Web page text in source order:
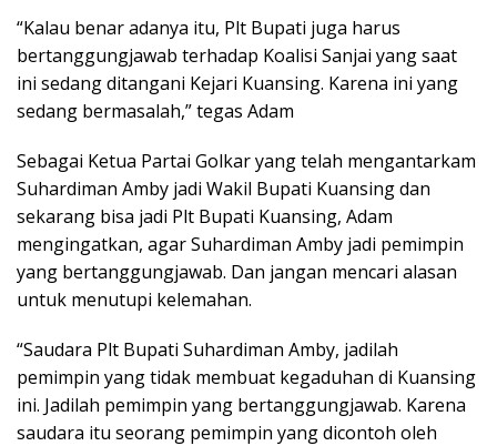
“Kalau benar adanya itu, Plt Bupati juga harus
bertanggungjawab terhadap Koalisi Sanjai yang saat
ini sedang ditangani Kejari Kuansing. Karena ini yang
sedang bermasalah,” tegas Adam
Sebagai Ketua Partai Golkar yang telah mengantarkam
Suhardiman Amby jadi Wakil Bupati Kuansing dan
sekarang bisa jadi Plt Bupati Kuansing, Adam
mengingatkan, agar Suhardiman Amby jadi pemimpin
yang bertanggungjawab. Dan jangan mencari alasan
untuk menutupi kelemahan.
“Saudara Plt Bupati Suhardiman Amby, jadilah
pemimpin yang tidak membuat kegaduhan di Kuansing
ini. Jadilah pemimpin yang bertanggungjawab. Karena
saudara itu seorang pemimpin yang dicontoh oleh